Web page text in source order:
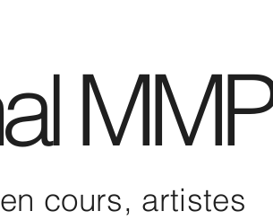
cours, artistes